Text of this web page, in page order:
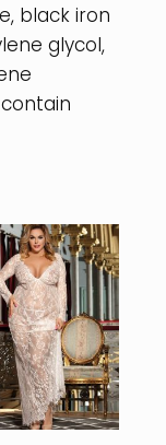
black iron
glycol,